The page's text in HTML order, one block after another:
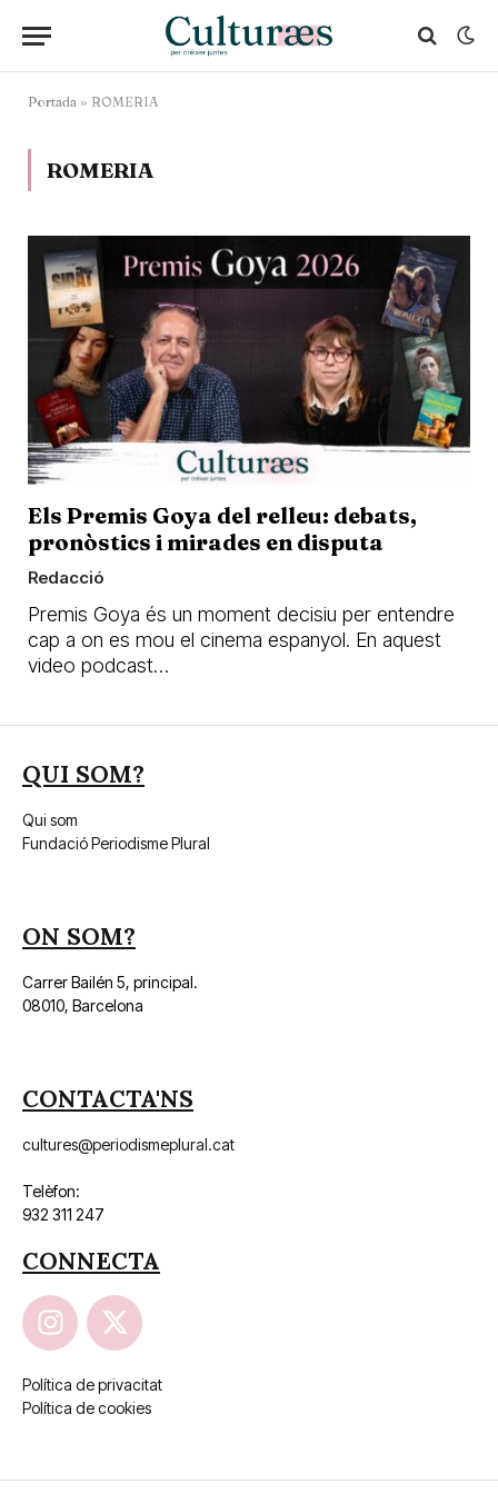
Portada » ROMERIA
ROMERIA
Els Premis Goya del relleu: debats,
pronòstics i mirades en disputa
Redacció
Premis Goya és un moment decisiu per entendre
cap a on es mou el cinema espanyol. En aquest
video podcast…
QUI SOM?
Qui som
Fundació Periodisme Plural
ON SOM?
Carrer Bailén 5, principal.
08010, Barcelona
CONTACTA'NS
cultures@periodismeplural.cat
Telèfon:
932 311 247
CONNECTA
Política de privacitat
Política de cookies